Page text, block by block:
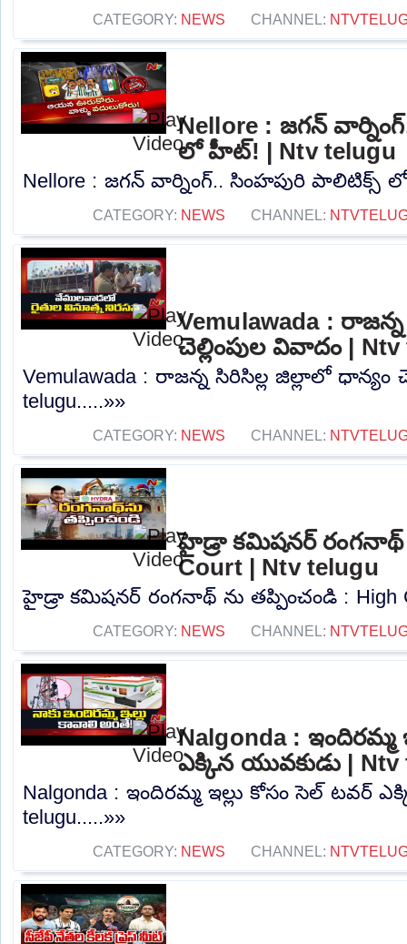
CATEGORY: NEWS CHANNEL:
Nellore : జగన్
లో హీట్! | Ntv telugu
Nellore : జగన్ వార్నింగ్.. సింహపురి పాలిటిక్స్
CATEGORY: NEWS CHANNEL:
Vemulawada :
చెల్లింపుల వివాదం |
Vemulawada : రాజన్న సిరిసిల్ల జిల్లాలో ధాన్యం
telugu.....»»
CATEGORY: NEWS CHANNEL:
హైడ్రా కమిషనర్ రంగనాథ్
Court | Ntv telugu
హైడ్రా కమిషనర్ రంగనాథ్ ను తప్పించండి : High
CATEGORY: NEWS CHANNEL:
Nalgonda : ఇందిరమ్మ
ఎక్కిన యువకుడు | Ntv
Nalgonda : ఇందిరమ్మ ఇల్లు కోసం సెల్ టవర్
telugu.....»»
CATEGORY: NEWS CHANNEL: